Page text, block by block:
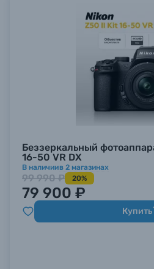
Беззеркальный
16-50 VR DX
В наличиив 2 магазинах
99 990 ₽ 20%
79 900 ₽
Купить